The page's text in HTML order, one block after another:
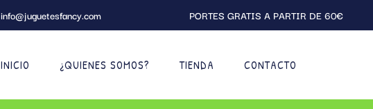
info@juguetesfancy.com PORTES GRATIS A PARTIR DE 60€
INICIO ¿QUIENES SOMOS? TIENDA CONTACTO